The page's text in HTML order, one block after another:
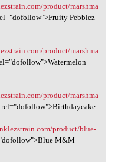
product/marshma
Pebblez
product/marshma
product/marshma
product/blue-
M&M